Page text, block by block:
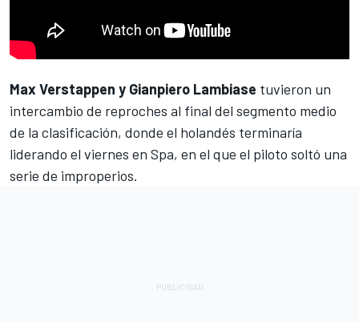
Max Verstappen y Gianpiero Lambiase tuvieron un
intercambio de reproches al final del segmento medio
de la clasificación, donde el holandés terminaría
liderando el viernes en Spa, en el que el piloto soltó una
serie de improperios.